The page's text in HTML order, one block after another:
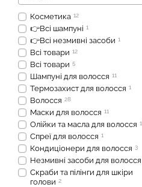
Косметика 12
👉Всі шампуні 1
👉Всі незмивні засоби 1
Всі товари 12
Всі товари 5
Шампуні для волосся 11
Термозахист для волосся 1
Волосся 28
Маски для волосся 11
Олійки та масла для волосся 1
Спреї для волосся 1
Кондиціонери для волосся 3
Незмивні засоби для волосся
Скраби та пілінги для шкіри
голови 2